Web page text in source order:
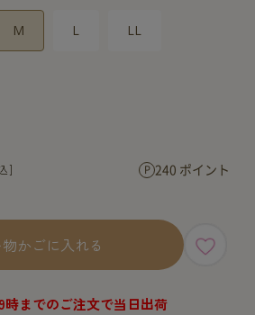
M L LL
240 ポイント
かごに入れる
までのご注文で当日出荷